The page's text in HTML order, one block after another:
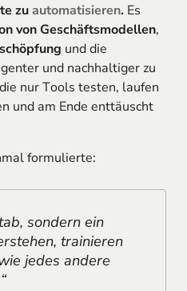
zuautomatisieren.Es
von Geschäftsmodellen,
und die
und nachhaltiger zu
nur Tools testen, laufen
und am Ende enttäuscht
formulierte:
sondern ein
trainieren
jedes andere